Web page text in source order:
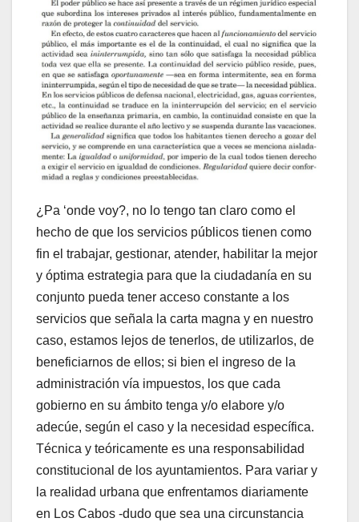
¿Pa ‘onde voy?, no lo tengo tan claro como el
hecho de que los servicios públicos tienen como
fin el trabajar, gestionar, atender, habilitar la mejor
y óptima estrategia para que la ciudadanía en su
conjunto pueda tener acceso constante a los
servicios que señala la carta magna y en nuestro
caso, estamos lejos de tenerlos, de utilizarlos, de
beneficiarnos de ellos; si bien el ingreso de la
administración vía impuestos, los que cada
gobierno en su ámbito tenga y/o elabore y/o
adecúe, según el caso y la necesidad específica.
Técnica y teóricamente es una responsabilidad
constitucional de los ayuntamientos. Para variar y
la realidad urbana que enfrentamos diariamente
en Los Cabos -dudo que sea una circunstancia